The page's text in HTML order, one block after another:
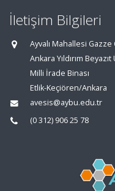
İletişim Bilgileri
Ayvalı Mahallesi Gazze
Ankara Yıldırım
Milli İrade Binası
Etlik-Keçiören/Ankara
avesis@aybu.edu.tr
(0 312) 906 25 78